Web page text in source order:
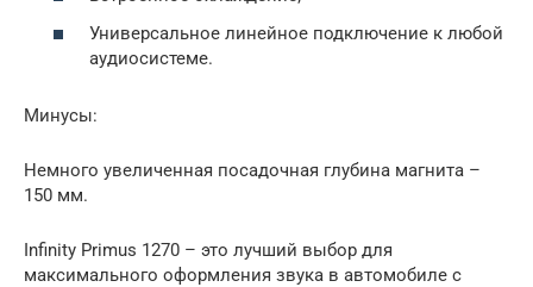
Универсальное линейное подключение к любой
аудиосистеме.
Минусы:
Немного увеличенная посадочная глубина магнита –
150 мм.
Infinity Primus 1270 – это лучший выбор для
максимального оформления звука в автомобиле с